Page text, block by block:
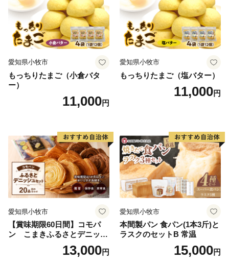
愛知県小牧市
もっちりたまご（小倉バタ
ー）
11,000円
愛知県小牧市
もっちりたまご（塩バター）
11,000円
愛知県小牧市
【賞味期限60日間】コモパ
ン こまきふるさとデニッシ
ュセット（20個入り）／災害
用備蓄 保存食 非常食 防災グ
13,000円
愛知県小牧市
本間製パン 食パン(1本3斤)と
ラスクのセットB 常温
15,000円